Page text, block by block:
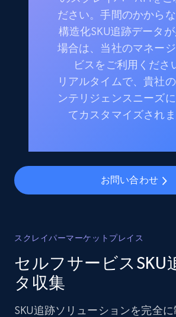
ださい。手間のかから
構造化SKU追跡データ
場合は、当社のマネー
ビスをご利用くださ
リアルタイムで、貴社
ンテリジェンスニーズ
てカスタマイズされま
お問い合わせ
スクレイパーマーケットプレイス
セルフサービスSKU
タ収集
SKU追跡ソリューションを完全